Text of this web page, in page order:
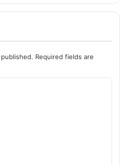
Required fields are